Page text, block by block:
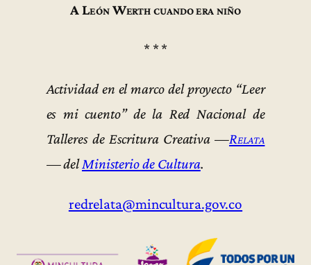
A León Werth cuando era niño
* * *
Actividad en el marco del proyecto “Leer
es mi cuento” de la Red Nacional de
Talleres de Escritura Creativa —Relata
— delMinisterio de Cultura.
redrelata@mincultura.gov.co